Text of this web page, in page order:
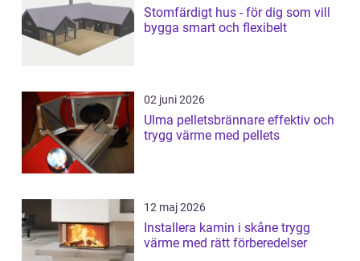
Stomfärdigt hus - för dig som vill
bygga smart och flexibelt
02 juni 2026
Ulma pelletsbrännare effektiv och
trygg värme med pellets
12 maj 2026
Installera kamin i skåne trygg
värme med rätt förberedelser